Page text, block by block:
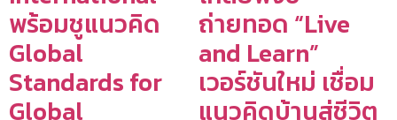
พร้อมชูแนวคิด
Global
Standards for
Global
ถ่ายทอด “Live
and Learn”
เวอร์ชันใหม่ เชื่อม
แนวคิดบ้านสู่ชีวิต